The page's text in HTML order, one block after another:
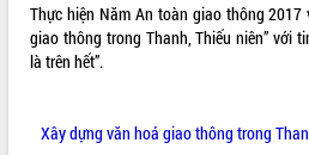
SỞ, BAN, NGÀNH
THÔNG TIN CHỈ ĐẠO ĐIỀU HÀNH
Thực hiện Năm An toàn giao thông 2017
giao thông trong Thanh, Thiếu niên” với
là trên hết”.
Xây dựng văn hoá giao thông trong